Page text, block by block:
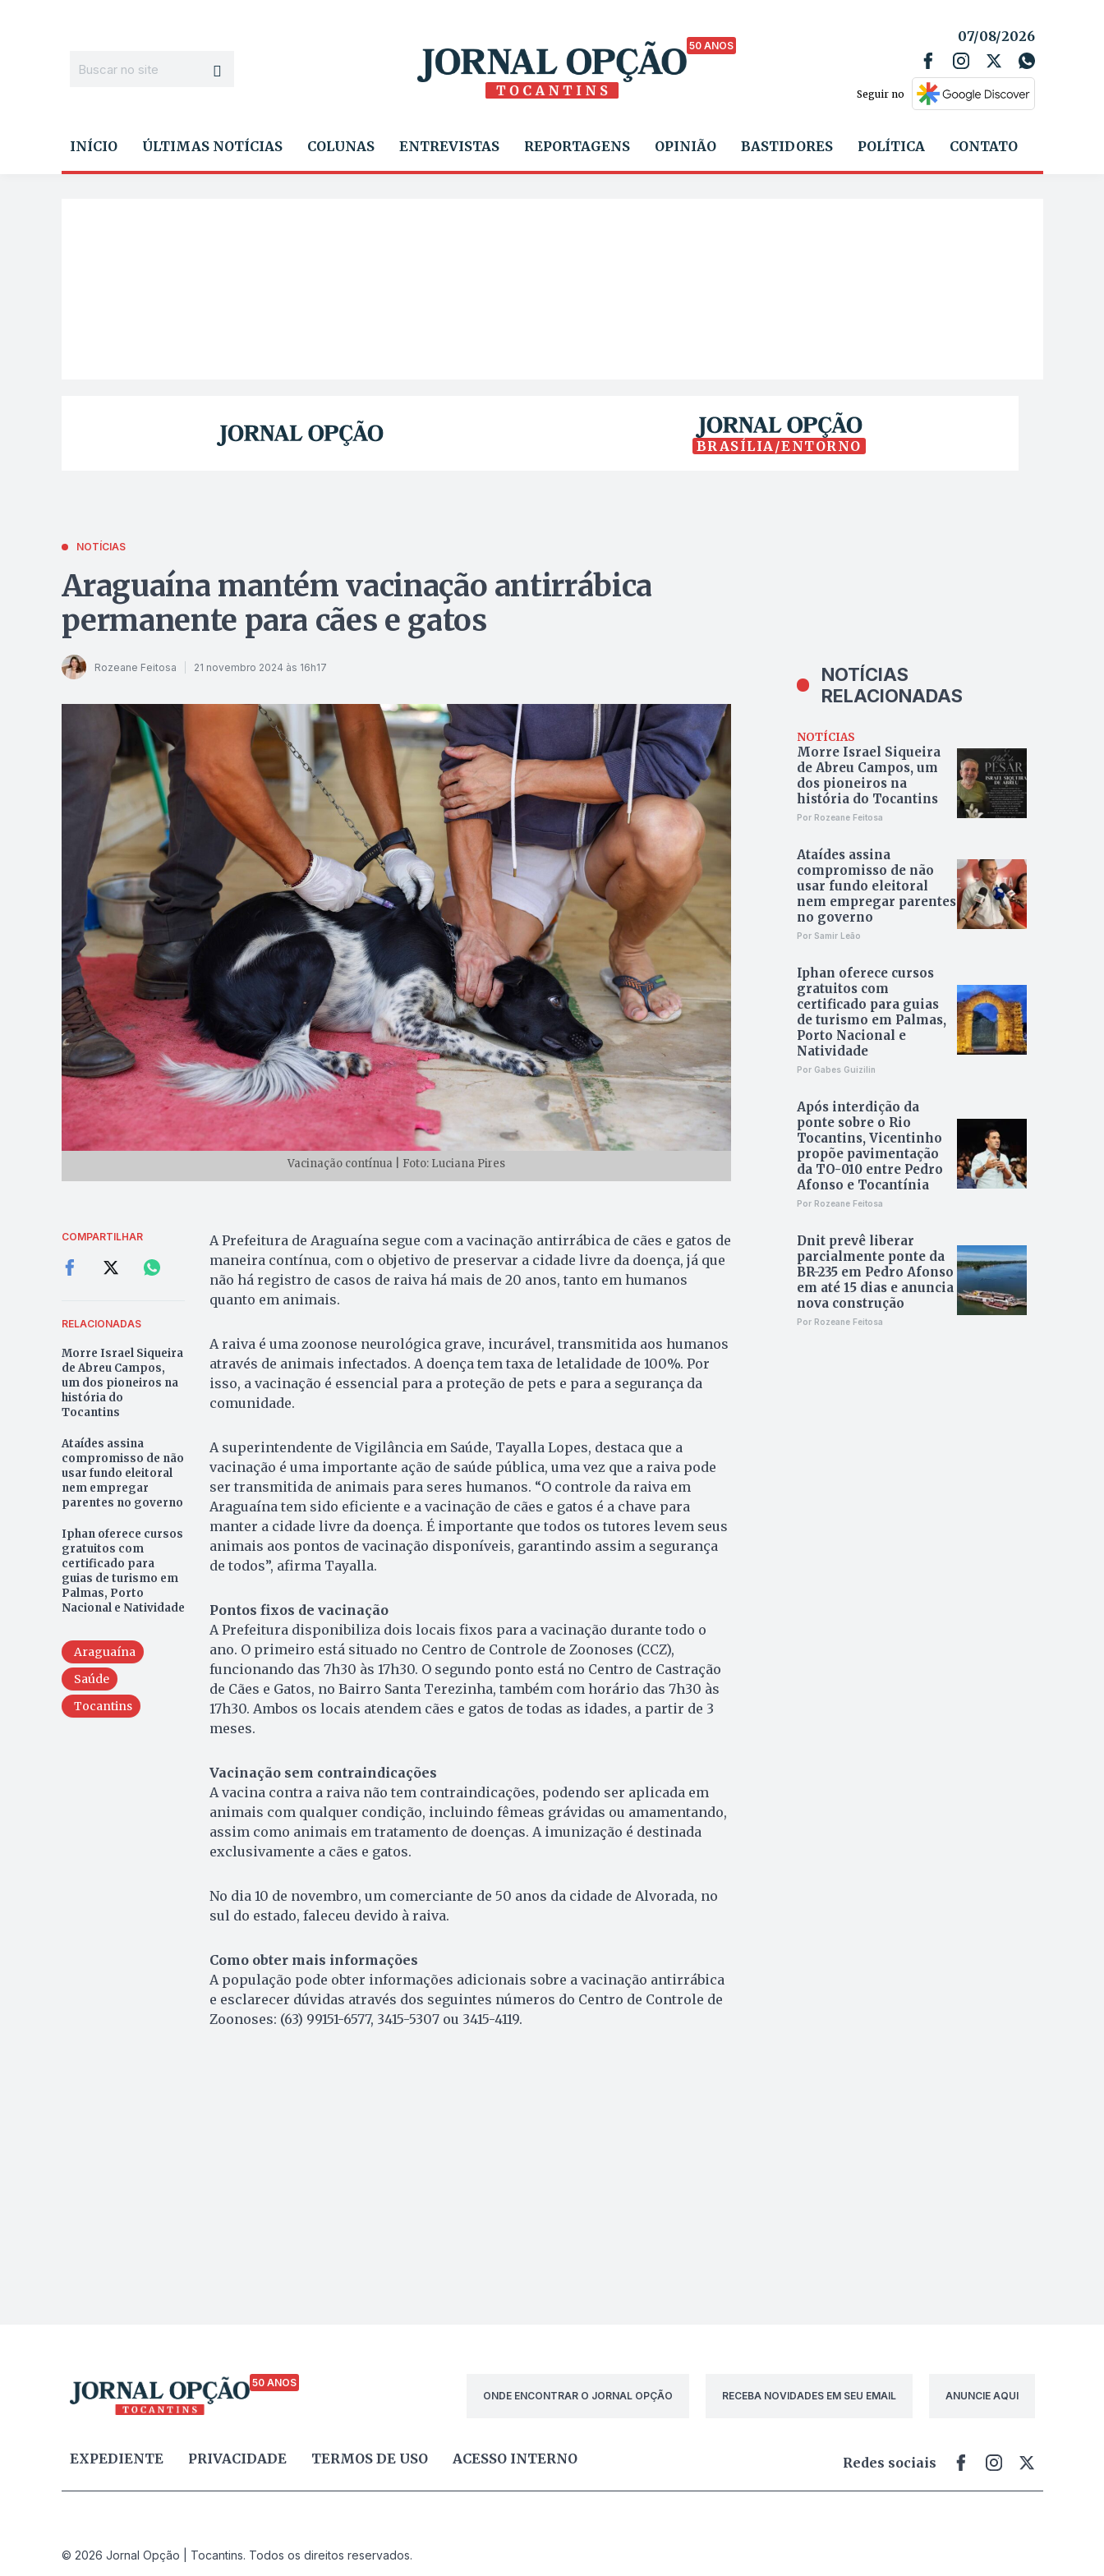
50 ANOS
07/08/2026
Seguir no
INÍCIO ÚLTIMAS NOTÍCIAS COLUNAS ENTREVISTAS REPORTAGENS OPINIÃO BASTIDORES POLÍTICA CONTATO
BRASÍLIA/ENTORNO
NOTÍCIAS
Araguaína mantém vacinação antirrábica
permanente para cães e gatos
Rozeane Feitosa 21 novembro 2024 às 16h17
Vacinação contínua | Foto: Luciana Pires
COMPARTILHAR
RELACIONADAS
Morre Israel Siqueira
de Abreu Campos,
um dos pioneiros na
história do
Tocantins
Ataídes assina
compromisso de não
usar fundo eleitoral
nem empregar
parentes no governo
Iphan oferece cursos
gratuitos com
certificado para
guias de turismo em
Palmas, Porto
Nacional e Natividade
Araguaína
Saúde
Tocantins
A Prefeitura de Araguaína segue com a vacinação antirrábica de cães e gatos de
maneira contínua, com o objetivo de preservar a cidade livre da doença, já que
não há registro de casos de raiva há mais de 20 anos, tanto em humanos
quanto em animais.
A raiva é uma zoonose neurológica grave, incurável, transmitida aos humanos
através de animais infectados. A doença tem taxa de letalidade de 100%. Por
isso, a vacinação é essencial para a proteção de pets e para a segurança da
comunidade.
A superintendente de Vigilância em Saúde, Tayalla Lopes, destaca que a
vacinação é uma importante ação de saúde pública, uma vez que a raiva pode
ser transmitida de animais para seres humanos. “O controle da raiva em
Araguaína tem sido eficiente e a vacinação de cães e gatos é a chave para
manter a cidade livre da doença. É importante que todos os tutores levem seus
animais aos pontos de vacinação disponíveis, garantindo assim a segurança
de todos”, afirma Tayalla.
Pontos fixos de vacinação
A Prefeitura disponibiliza dois locais fixos para a vacinação durante todo o
ano. O primeiro está situado no Centro de Controle de Zoonoses (CCZ),
funcionando das 7h30 às 17h30. O segundo ponto está no Centro de Castração
de Cães e Gatos, no Bairro Santa Terezinha, também com horário das 7h30 às
17h30. Ambos os locais atendem cães e gatos de todas as idades, a partir de 3
meses.
Vacinação sem contraindicações
A vacina contra a raiva não tem contraindicações, podendo ser aplicada em
animais com qualquer condição, incluindo fêmeas grávidas ou amamentando,
assim como animais em tratamento de doenças. A imunização é destinada
exclusivamente a cães e gatos.
No dia 10 de novembro, um comerciante de 50 anos da cidade de Alvorada, no
sul do estado, faleceu devido à raiva.
Como obter mais informações
A população pode obter informações adicionais sobre a vacinação antirrábica
e esclarecer dúvidas através dos seguintes números do Centro de Controle de
Zoonoses: (63) 99151-6577, 3415-5307 ou 3415-4119.
NOTÍCIAS
RELACIONADAS
NOTÍCIAS
Morre Israel Siqueira
de Abreu Campos, um
dos pioneiros na
história do Tocantins
Por Rozeane Feitosa
Ataídes assina
compromisso de não
usar fundo eleitoral
nem empregar parentes
no governo
Por Samir Leão
Iphan oferece cursos
gratuitos com
certificado para guias
de turismo em Palmas,
Porto Nacional e
Natividade
Por Gabes Guizilin
Após interdição da
ponte sobre o Rio
Tocantins, Vicentinho
propõe pavimentação
da TO-010 entre Pedro
Afonso e Tocantínia
Por Rozeane Feitosa
Dnit prevê liberar
parcialmente ponte da
BR-235 em Pedro Afonso
em até 15 dias e anuncia
nova construção
Por Rozeane Feitosa
50 ANOS
ONDE ENCONTRAR O JORNAL OPÇÃO
RECEBA NOVIDADES EM SEU EMAIL ANUNCIE AQUI
EXPEDIENTE PRIVACIDADE TERMOS DE USO ACESSO INTERNO Redes sociais
© 2026 Jornal Opção | Tocantins. Todos os direitos reservados.